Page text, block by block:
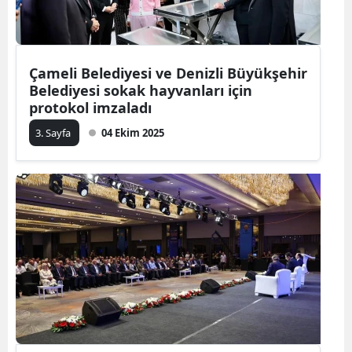
Çameli Belediyesi ve Denizli Büyükşehir
Belediyesi sokak hayvanları için
protokol imzaladı
3. Sayfa 04 Ekim 2025